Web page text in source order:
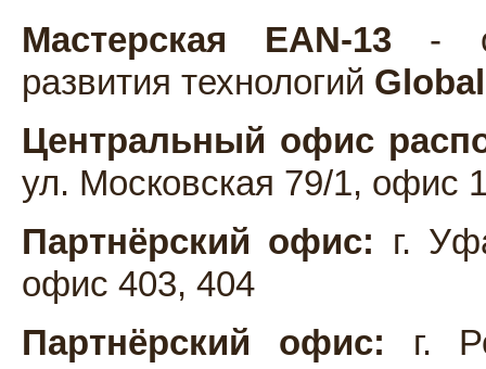
Мастерская EAN-13 -
развития технологий
Центральный офис
ул. Московская 79/1, офис
Партнёрский офис: г.
офис 403, 404
Партнёрский офис: г.